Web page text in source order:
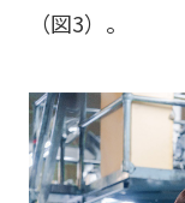
（図3）。